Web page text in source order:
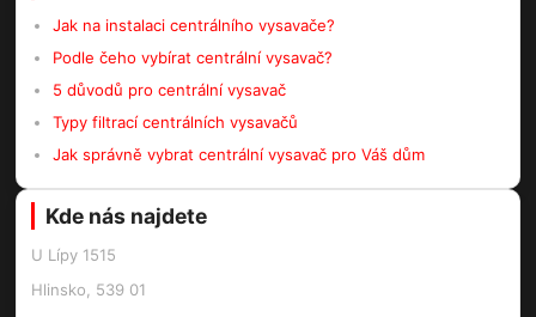
Jak na instalaci centrálního vysavače?
Podle čeho vybírat centrální vysavač?
5 důvodů pro centrální vysavač
Typy filtrací centrálních vysavačů
Jak správně vybrat centrální vysavač pro Váš dům
Kde nás najdete
U Lípy 1515
Hlinsko, 539 01